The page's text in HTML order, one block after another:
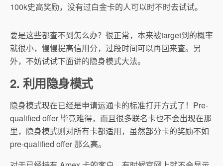
100k史高奖励，没有过白金卡的人可以时不时去试试。
要是这些都查不到怎么办？很正常，本来被target到的概率
就很小，慢慢提高信用分，过段时间可以再回来查。另
外，不妨试试下面讲的隐身模式大法。
2. 利用隐身模式
隐身模式现在已经是申请运通卡的标准打开方式了！Pre-
qualified offer 毕竟难得，而且很多联名卡也不会出现在那
里，隐身模式则对所有卡都适用，虽然部分卡的奖励不如
pre-qualified offer 那么高。